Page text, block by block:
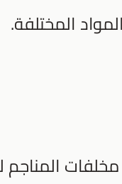
المختلفة.
المناجم